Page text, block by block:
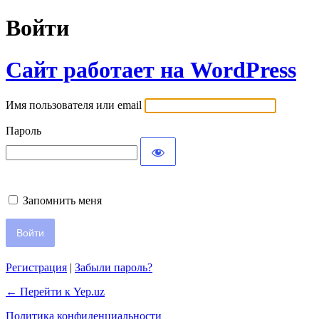
Войти
Сайт работает на WordPress
Имя пользователя или email
Пароль
Запомнить меня
Регистрация | Забыли пароль?
← Перейти к Yep.uz
Политика конфиденциальности